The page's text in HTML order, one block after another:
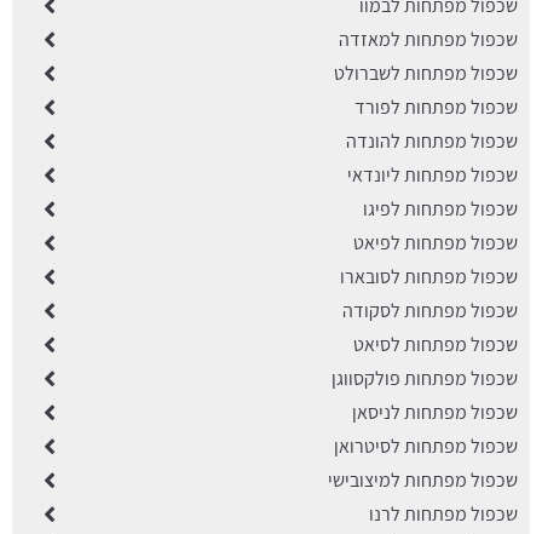
שכפול מפתחות לבמוו
שכפול מפתחות למאזדה
שכפול מפתחות לשברולט
שכפול מפתחות לפורד
שכפול מפתחות להונדה
שכפול מפתחות ליונדאי
שכפול מפתחות לפיגו
שכפול מפתחות לפיאט
שכפול מפתחות לסובארו
שכפול מפתחות לסקודה
שכפול מפתחות לסיאט
שכפול מפתחות פולקסווגן
שכפול מפתחות לניסאן
שכפול מפתחות לסיטרואן
שכפול מפתחות למיצובישי
שכפול מפתחות לרנו